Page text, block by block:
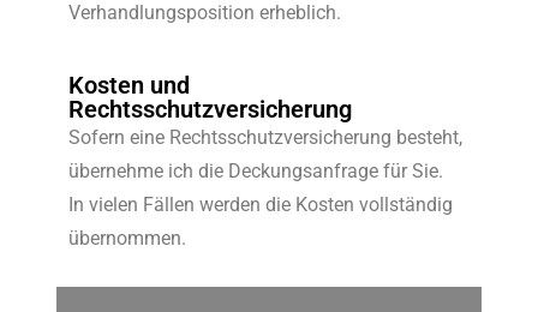
Verhandlungsposition erheblich.
Kosten und
Rechtsschutzversicherung
Sofern eine Rechtsschutzversicherung besteht,
übernehme ich die Deckungsanfrage für Sie.
In vielen Fällen werden die Kosten vollständig
übernommen.